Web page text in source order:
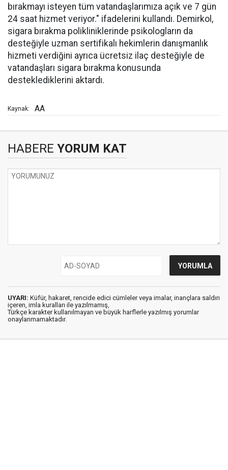
bırakmayı isteyen tüm vatandaşlarımıza açık ve 7 gün
24 saat hizmet veriyor." ifadelerini kullandı. Demirkol,
sigara bırakma polikliniklerinde psikologların da
desteğiyle uzman sertifikalı hekimlerin danışmanlık
hizmeti verdiğini ayrıca ücretsiz ilaç desteğiyle de
vatandaşları sigara bırakma konusunda
desteklediklerini aktardı.
Kaynak: AA
HABERE YORUM KAT
UYARI: Küfür, hakaret, rencide edici cümleler veya imalar, inançlara saldırı
içeren, imla kuralları ile yazılmamış,
Türkçe karakter kullanılmayan ve büyük harflerle yazılmış yorumlar
onaylanmamaktadır.